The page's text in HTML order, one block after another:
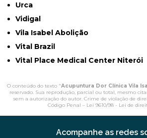
Urca
Vidigal
Vila Isabel Abolição
Vital Brazil
Vital Place Medical Center Niterói
O conteúdo do texto "Acupuntura Dor Clínica Vila
reservado. Sua reprodução, parcial ou total, mesmo
sem a autorização do autor. Crime de violação de
Código Penal – Lei 9610/98 - Lei de
Acompanhe as redes